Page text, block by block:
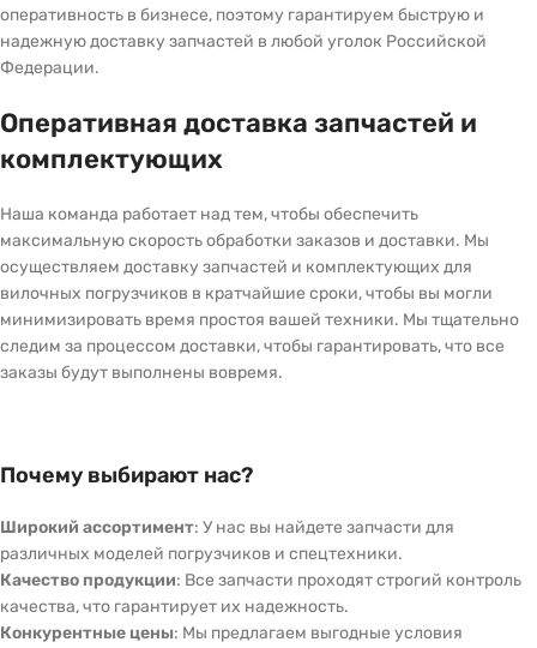
оперативность в бизнесе, поэтому гарантируем быструю и
надежную доставку запчастей в любой уголок Российской
Федерации.
Оперативная доставка запчастей и
комплектующих
Наша команда работает над тем, чтобы обеспечить
максимальную скорость обработки заказов и доставки. Мы
осуществляем доставку запчастей и комплектующих для
вилочных погрузчиков в кратчайшие сроки, чтобы вы могли
минимизировать время простоя вашей техники. Мы тщательно
следим за процессом доставки, чтобы гарантировать, что все
заказы будут выполнены вовремя.
Почему выбирают нас?
Широкий ассортимент: У нас вы найдете запчасти для
различных моделей погрузчиков и спецтехники.
Качество продукции: Все запчасти проходят строгий контроль
качества, что гарантирует их надежность.
Конкурентные цены: Мы предлагаем выгодные условия